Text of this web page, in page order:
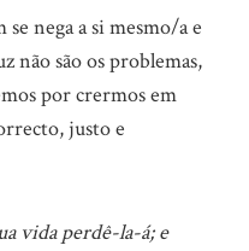
nega a si mesmo/a e
não são os problemas,
por crermos em
justo e
vida perdê-la-á; e